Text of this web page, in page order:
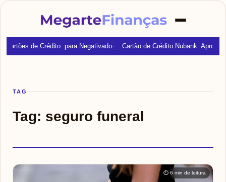
Cartões de Crédito: para Negativado Cartão de Crédito Nubank:
TAG
Tag: seguro funeral
⏱ 6 min de leitura